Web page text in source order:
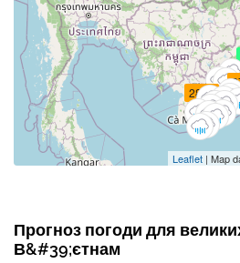
28°C
Leaflet | Map
Прогноз погоди для
В&#39;єтнам